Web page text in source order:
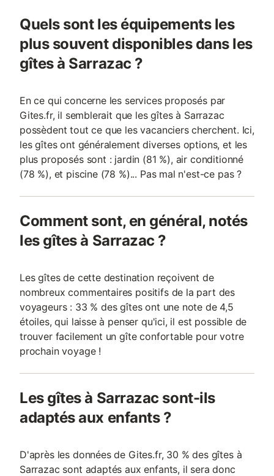
Quels sont les équipements les
plus souvent disponibles dans les
gîtes à Sarrazac ?
En ce qui concerne les services proposés par
Gites.fr, il semblerait que les gîtes à Sarrazac
possèdent tout ce que les vacanciers cherchent. Ici,
les gîtes ont généralement diverses options, et les
plus proposés sont : jardin (81 %), air conditionné
(78 %), et piscine (78 %)... Pas mal n'est-ce pas ?
Comment sont, en général, notés
les gîtes à Sarrazac ?
Les gîtes de cette destination reçoivent de
nombreux commentaires positifs de la part des
voyageurs : 33 % des gîtes ont une note de 4,5
étoiles, qui laisse à penser qu'ici, il est possible de
trouver facilement un gîte confortable pour votre
prochain voyage !
Les gîtes à Sarrazac sont-ils
adaptés aux enfants ?
D'après les données de Gites.fr, 30 % des gîtes à
Sarrazac sont adaptés aux enfants, il sera donc